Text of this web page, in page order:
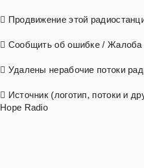
Продвижение этой
Сообщить об ошибке / Жалоба
Удалены нерабочие потоки
Источник (логотип, потоки и
Hope Radio